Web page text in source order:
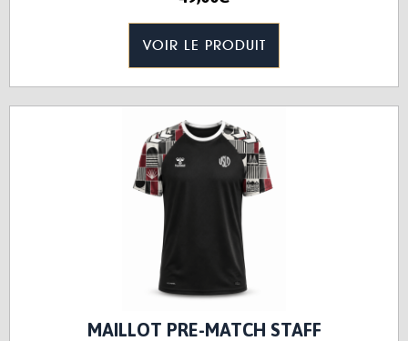
VOIR LE PRODUIT
MAILLOT PRE-MATCH STAFF